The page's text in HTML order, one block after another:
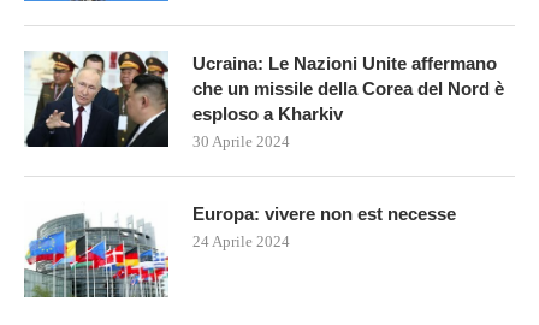
Ucraina: Le Nazioni Unite affermano
che un missile della Corea del Nord è
esploso a Kharkiv
30 Aprile 2024
Europa: vivere non est necesse
24 Aprile 2024